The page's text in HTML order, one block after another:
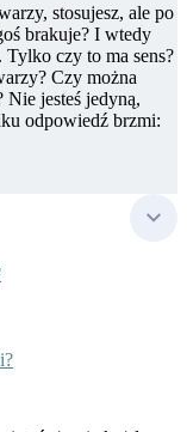
stosujesz, ale po
brakuje? I wtedy
Tylko czy to ma sens?
Czy można
Nie jesteś jedyną,
odpowiedź brzmi: